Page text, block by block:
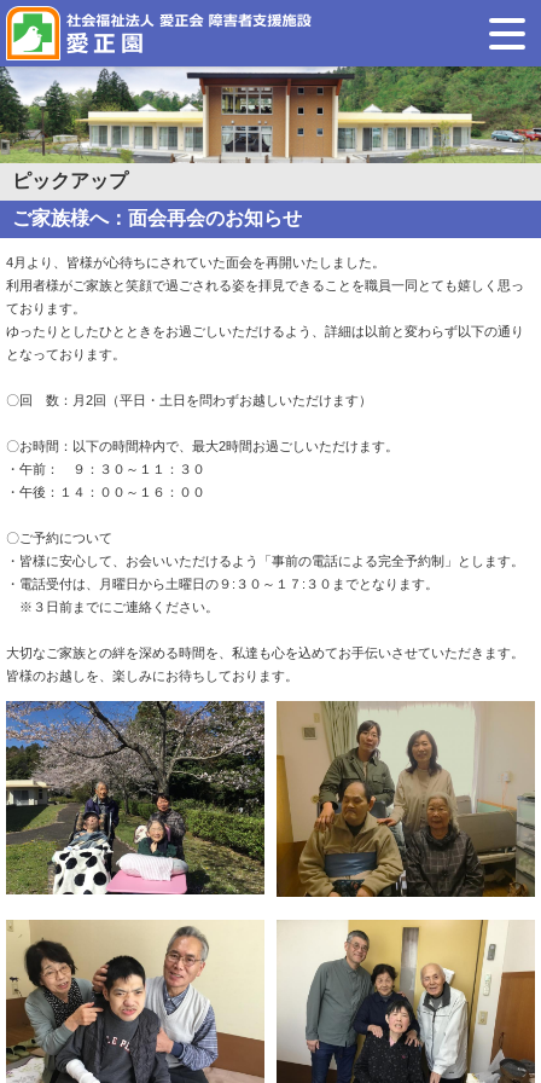
ピックアップ
ご家族様へ：面会再会のお知らせ
4月より、皆様が心待ちにされていた面会を再開いたしました。
利用者様がご家族と笑顔で過ごされる姿を拝見できることを職員一同とても嬉しく思っ
ております。
ゆったりとしたひとときをお過ごしいただけるよう、詳細は以前と変わらず以下の通り
となっております。
〇回 数：月2回（平日・土日を問わずお越しいただけます）
〇お時間：以下の時間枠内で、最大2時間お過ごしいただけます。
・午前： ９：３０～１１：３０
・午後：１４：００～１６：００
〇ご予約について
・皆様に安心して、お会いいただけるよう「事前の電話による完全予約制」とします。
・電話受付は、月曜日から土曜日の９:３０～１７:３０までとなります。
※３日前までにご連絡ください。
大切なご家族との絆を深める時間を、私達も心を込めてお手伝いさせていただきます。
皆様のお越しを、楽しみにお待ちしております。